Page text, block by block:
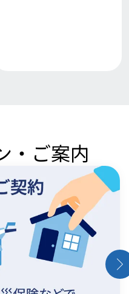
・ご案内